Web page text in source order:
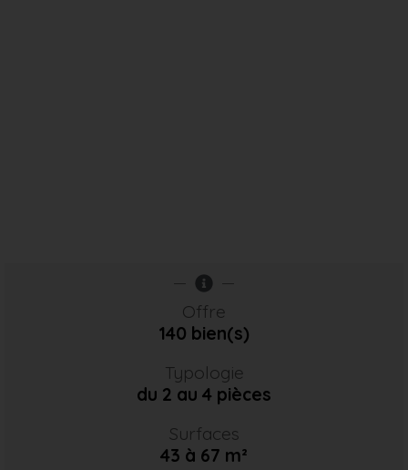
Offre
140 bien(s)
Typologie
du 2 au 4 pièces
Surfaces
43 à 67 m²